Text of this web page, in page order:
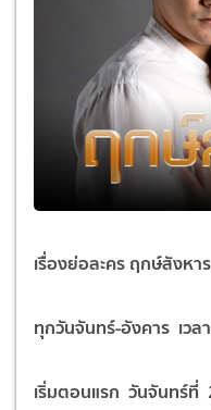
เรื่องย่อละคร ฤกษ์สังหา
ทุกวันจันทร์-อังคาร เวล
เริ่มตอนแรก วันจันทร์ที่